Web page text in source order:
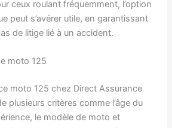
ceux roulant fréquemment, l’option
peut s’avérer utile, en garantissant
de litige lié à un accident.
moto 125
moto 125 chez Direct Assurance
plusieurs critères comme l’âge du
le modèle de moto et